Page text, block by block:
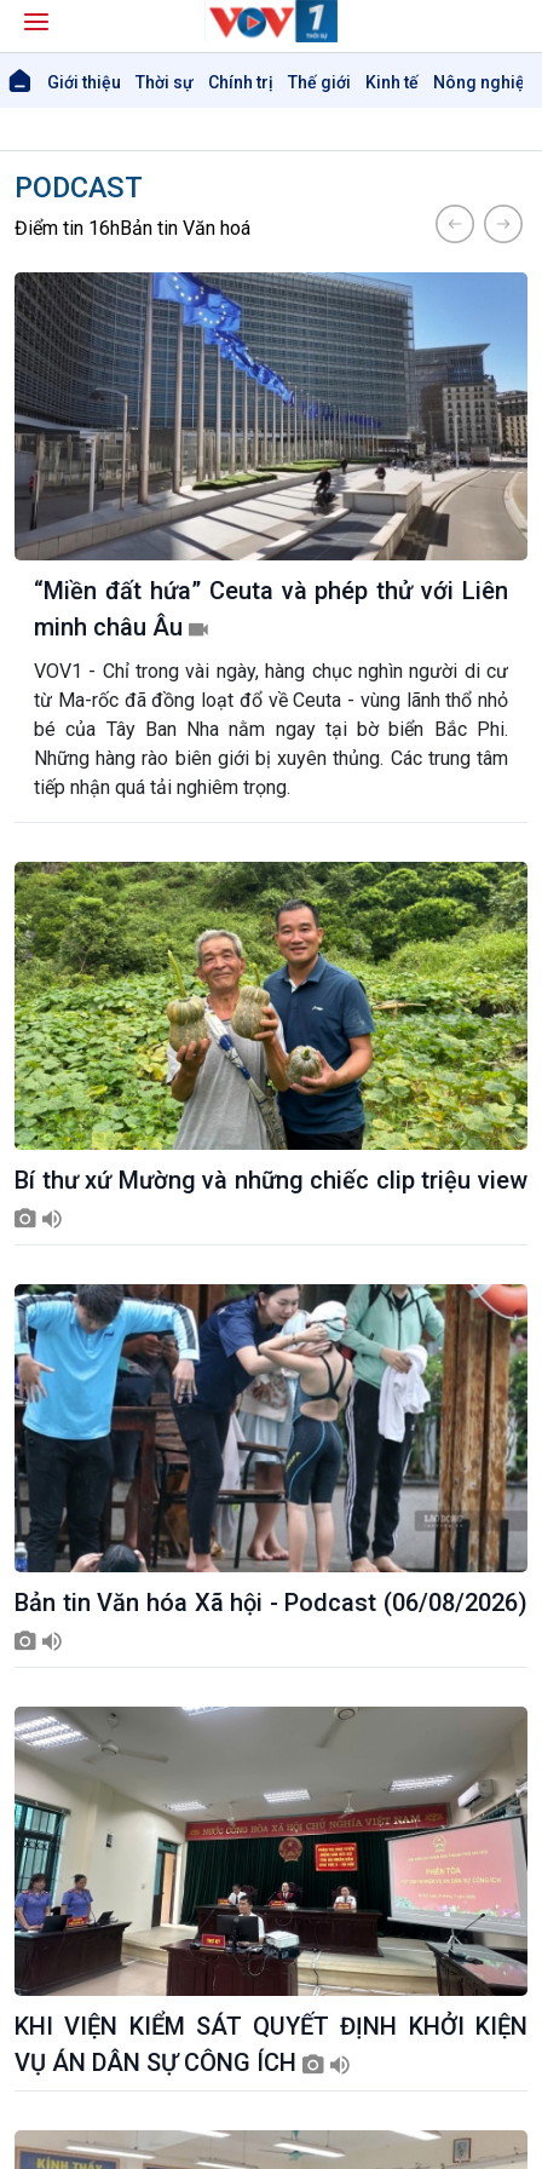
Giới thiệu Thời sự Chính trị Thế giới Kinh tế Nông nghiệp
Thời sự
Thời sự 18h
Thời sự 21h30
Bản tin
Chuyên mục
Theo dòng Thời sự
PODCAST
Điểm tin 16hBản tin Văn hoá
“Miền đất hứa” Ceuta và phép thử với Liên
minh châu Âu
VOV1 - Chỉ trong vài ngày, hàng chục nghìn người di cư
từ Ma-rốc đã đồng loạt đổ về Ceuta - vùng lãnh thổ nhỏ
bé của Tây Ban Nha nằm ngay tại bờ biển Bắc Phi.
Những hàng rào biên giới bị xuyên thủng. Các trung tâm
tiếp nhận quá tải nghiêm trọng.
Bí thư xứ Mường và những chiếc clip triệu view
Bản tin Văn hóa Xã hội - Podcast (06/08/2026)
KHI VIỆN KIỂM SÁT QUYẾT ĐỊNH KHỞI KIỆN
VỤ ÁN DÂN SỰ CÔNG ÍCH